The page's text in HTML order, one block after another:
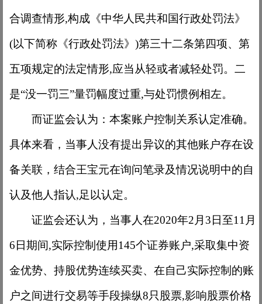
合调查情形,构成《中华人民共和国行政处罚法》
(以下简称《行政处罚法》)第三十二条第四项、第
五项规定的法定情形,应当从轻或者减轻处罚。二
是“没一罚三”量罚幅度过重,与处罚惯例相左。
而证监会认为：本案账户控制关系认定准确。
具体来看，当事人没有提出异议的其他账户存在设
备关联，结合王宝元在询问笔录及情况说明中的自
认及他人指认,足以认定。
证监会还认为，当事人在2020年2月3日至11月
6日期间,实际控制使用145个证券账户,采取集中资
金优势、持股优势连续买卖、在自己实际控制的账
户之间进行交易等手段操纵8只股票,影响股票价格